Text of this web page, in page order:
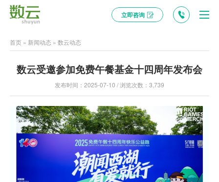
立即咨询
首页 » 新闻动态 » 数云动态
数云受邀参加免费午餐基金十四周年发布会
发布时间：2025-07-10 / 浏览次数：3,739